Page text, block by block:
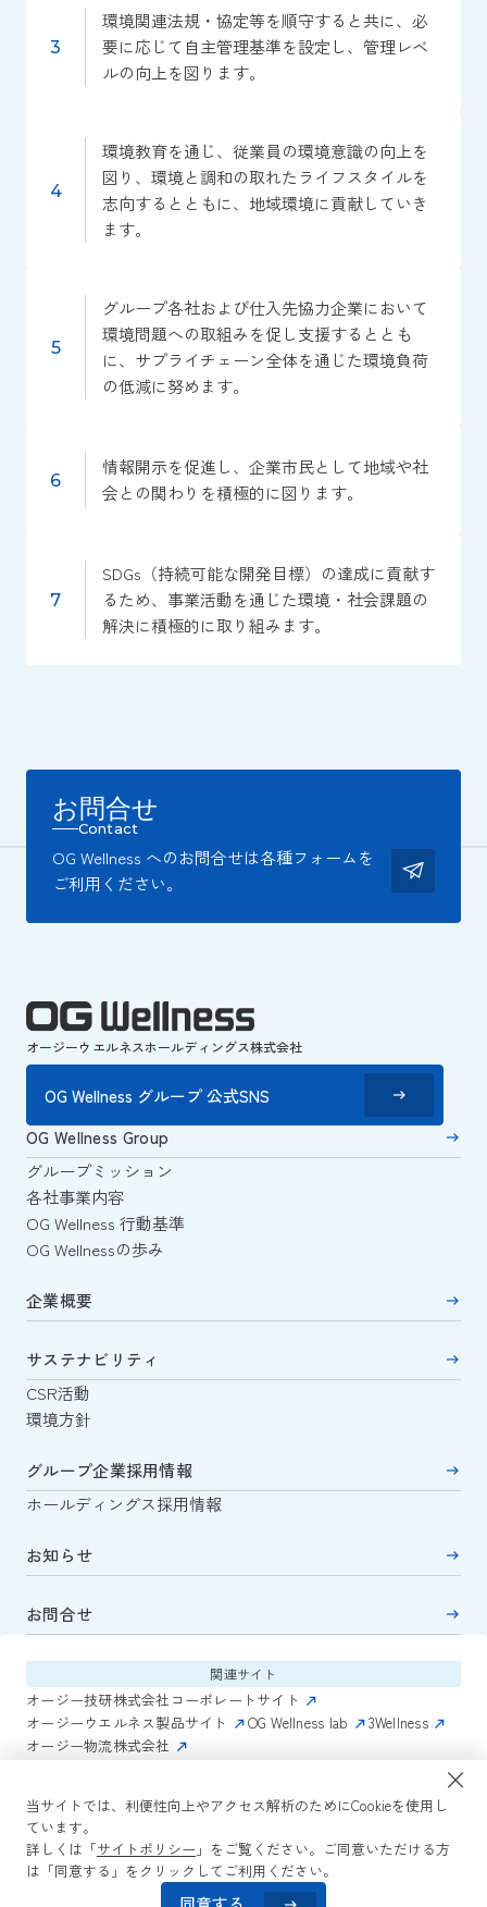
環境関連法規・協定等を順守すると共に、必
要に応じて自主管理基準を設定し、管理レベ
ルの向上を図ります。
環境教育を通じ、従業員の環境意識の向上を
図り、環境と調和の取れたライフスタイルを
志向するとともに、地域環境に貢献していき
ます。
グループ各社および仕入先協力企業において
環境問題への取組みを促し支援するととも
に、サプライチェーン全体を通じた環境負荷
の低減に努めます。
情報開示を促進し、企業市民として地域や社
会との関わりを積極的に図ります。
SDGs（持続可能な開発目標）の達成に貢献す
るため、事業活動を通じた環境・社会課題の
解決に積極的に取り組みます。
当サイトでは、利便性向上やアクセス解析のためにCookieを使用し
ています。
詳しくは「サイトポリシー 」をご覧ください。ご同意いただける方
は「同意する」をクリックしてご利用ください。
お問合せ
Contact
OG Wellness へのお問合せは各種フォームを
ご利用ください。
オージーウエルネスホールディングス株式会社
OG Wellness グループ 公式SNS
OG Wellness Group
グループミッション
各社事業内容
OG Wellness 行動基準
OG Wellnessの歩み
企業概要
サステナビリティ
CSR活動
環境方針
グループ企業採用情報
ホールディングス採用情報
お知らせ
お問合せ
関連サイト
オージー技研株式会社コーポレートサイト
オージーウエルネス製品サイト
OG Wellness lab
3Wellness
オージー物流株式会社
AmazonECサイト IVESサポートクラブ
サイトポリシー プライバシーポリシー
コミュニティガイドラインサイトマップよくある質問